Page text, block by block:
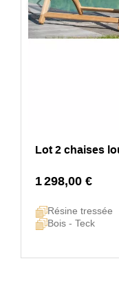
Lot 2 chaises
1 298,00 €
Résine tressée
Bois - Teck